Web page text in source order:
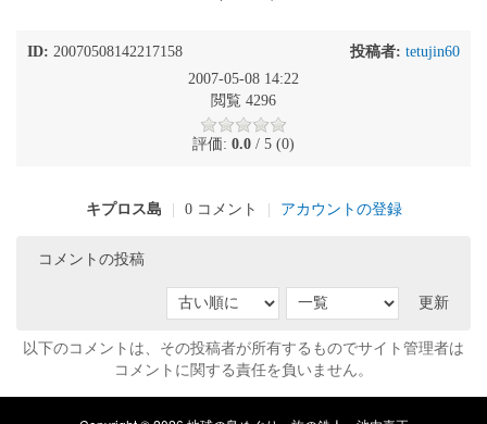
ID: 20070508142217158 投稿者: tetujin60
2007-05-08 14:22
閲覧 4296
評価: 0.0 / 5 (0)
キプロス島 0 コメント アカウントの登録
コメントの投稿
更新
以下のコメントは、その投稿者が所有するものでサイト管理者は
コメントに関する責任を負いません。